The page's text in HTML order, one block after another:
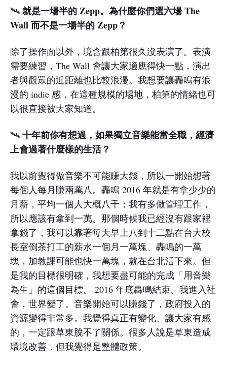
🛰️ 就是一場半的 Zepp。為什麼你們選六場 The
Wall 而不是一場半的 Zepp？
除了操作面以外，境含跟柏第很久沒表演了。表演
需要練習，The Wall 會讓大家適應得快一點，演出
者與觀眾的近距離也比較浪漫。我想要讓轟鳴有浪
漫的 indie 感，在這種規模的場地，柏第的情緒也可
以很直接被大家知道。
🛰️ 十年前你有想過，如果獨立音樂能當全職，經濟
上會過著什麼樣的生活？
我以前覺得做音樂不可能賺大錢，所以一開始想著
每個人每月賺兩萬八。轟鳴 2016 年就是有拿少少的
月薪，平均一個人大概八千；我有多做管理工作，
所以應該有拿到一萬。那個時候我已經沒有跟家裡
拿錢了，我可以靠著每天早上八到十二點在台大校
長室倒茶打工的薪水一個月一萬塊、轟鳴的一萬
塊，加教課可能也快一萬塊，就在台北活下來。但
是我的目標很明確，我想要盡可能的完成「用音樂
為生」的這個目標。 2016 年底轟鳴結束、我進入社
會，世界變了。音樂開始可以賺錢了，政府投入的
資源變得非常多。我覺得真正有變化、讓大家有感
的，一定跟草東脫不了關係。很多人說是草東造成
環境改善，但我覺得是整體政策。